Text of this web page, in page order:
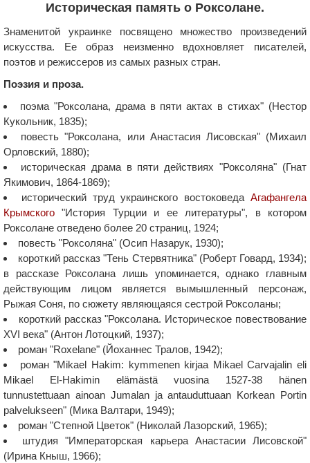
Историческая память о Роксолане.
Знаменитой украинке посвящено множество произведений
искусства. Ее образ неизменно вдохновляет писателей,
поэтов и режиссеров из самых разных стран.
Поэзия и проза.
поэма "Роксолана, драма в пяти актах в стихах" (Нестор
Кукольник, 1835);
повесть "Роксолана, или Анастасия Лисовская" (Михаил
Орловский, 1880);
историческая драма в пяти действиях "Роксоляна" (Гнат
Якимович, 1864-1869);
исторический труд украинского востоковедаАгафангела
Крымского "История Турции и ее литературы", в котором
Роксолане отведено более 20 страниц, 1924;
повесть "Роксоляна" (Осип Назарук, 1930);
короткий рассказ "Тень Стервятника" (Роберт Говард, 1934);
в рассказе Роксолана лишь упоминается, однако главным
действующим лицом является вымышленный персонаж,
Рыжая Соня, по сюжету являющаяся сестрой Роксоланы;
короткий рассказ "Роксолана. Историческое повествование
XVI века" (Антон Лотоцкий, 1937);
роман "Roxelane" (Йоханнес Тралов, 1942);
роман "Mikael Hakim: kymmenen kirjaa Mikael Carvajalin eli
Mikael El-Hakimin elämästä vuosina 1527-38 hänen
tunnustettuaan ainoan Jumalan ja antauduttuaan Korkean Portin
palvelukseen" (Мика Валтари, 1949);
роман "Степной Цветок" (Николай Лазорский, 1965);
штудия "Императорская карьера Анастасии Лисовской"
(Ирина Кныш, 1966);